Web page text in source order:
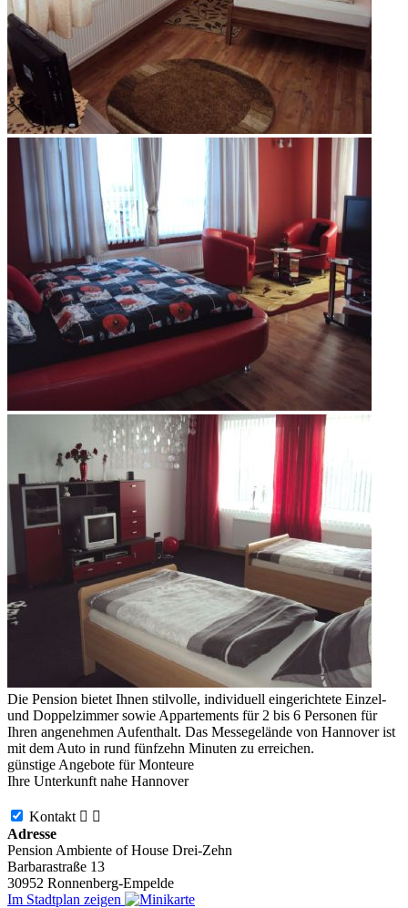
Die Pension bietet Ihnen stilvolle, individuell eingerichtete Einzel-
und Doppelzimmer sowie Appartements für 2 bis 6 Personen für
Ihren angenehmen Aufenthalt. Das Messegelände von Hannover ist
mit dem Auto in rund fünfzehn Minuten zu erreichen.
günstige Angebote für Monteure
Ihre Unterkunft nahe Hannover
Kontakt  
Adresse
Pension Ambiente of House Drei-Zehn
Barbarastraße 13
30952 Ronnenberg-Empelde
Im Stadtplan zeigen